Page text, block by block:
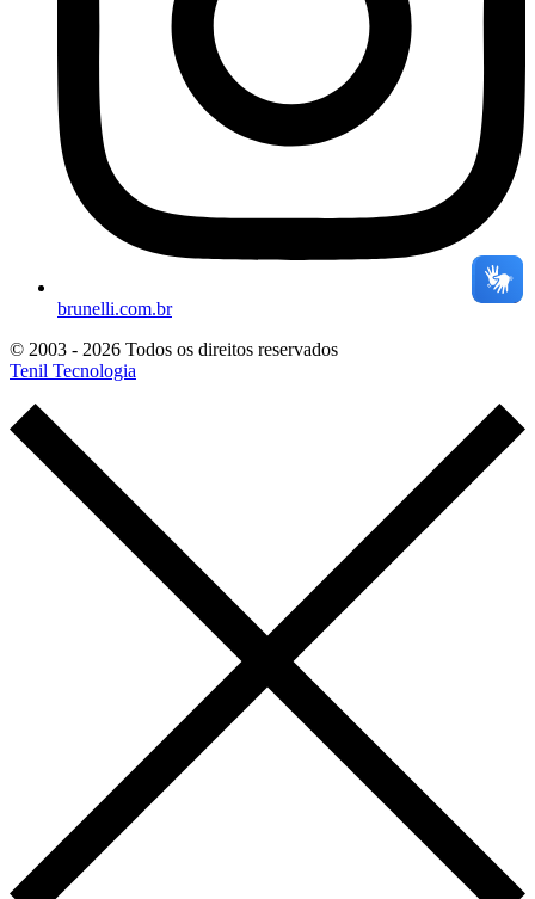
brunelli.com.br
© 2003 - 2026 Todos os direitos reservados
Tenil Tecnologia